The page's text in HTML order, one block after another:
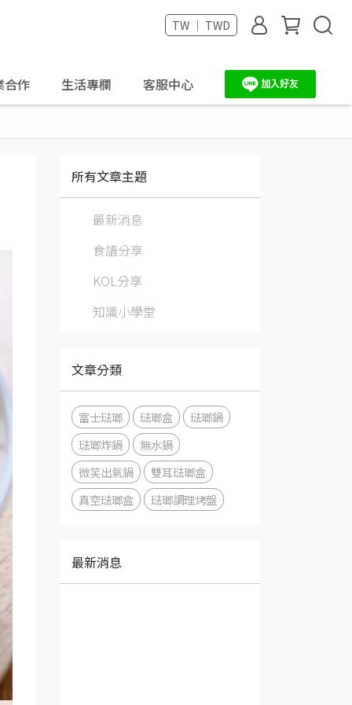
TW ｜ TWD
合作 生活專欄 客服中心
所有文章主題
最新消息
食譜分享
KOL分享
知識小學堂
文章分類
富士琺瑯 琺瑯盒
琺瑯鍋
琺瑯炸鍋
無水鍋
微笑出氣鍋
雙耳琺瑯盒
真空琺瑯盒
琺瑯調理烤盤
最新消息